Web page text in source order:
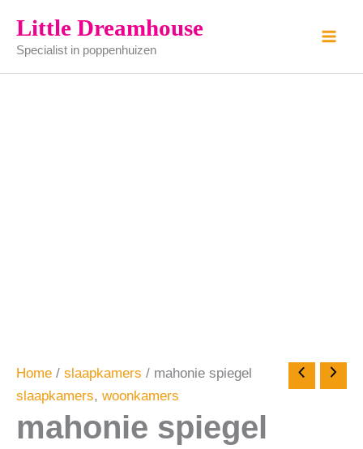
naar
inhoud
Little Dreamhouse
Specialist in poppenhuizen
Home / slaapkamers / mahonie spiegel
slaapkamers, woonkamers
mahonie spiegel
spiegel
aantal